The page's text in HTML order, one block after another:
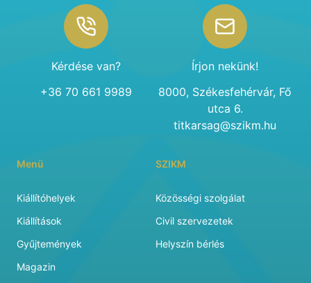
Kérdése van?
+36 70 661 9989
Írjon nekünk!
8000, Székesfehérvár, Fő
utca 6.
titkarsag@szikm.hu
Menü
Kiállítóhelyek
Kiállítások
Gyűjtemények
Magazin
SZIKM
Közösségi szolgálat
Civil szervezetek
Helyszín bérlés